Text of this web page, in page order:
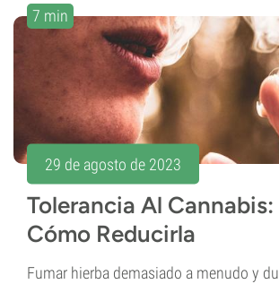
7 min
29 de agosto de 2023
Tolerancia Al Cannabis:
Cómo Reducirla
Fumar hierba demasiado a menudo y